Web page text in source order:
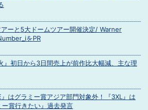
ーと5大ドームツアー開催決定/ Warner
をPR
初日から3日間売上が前作比大幅減、主な理
はグラミー賞アジア部門対象外！『3XL』は
賞行きたい』過去発言